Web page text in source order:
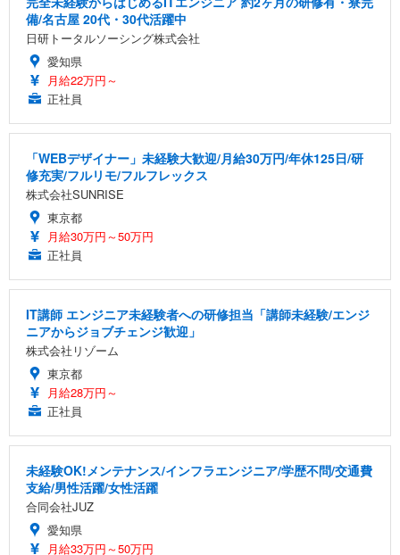
備/名古屋 20代・30代活躍中
日研トータルソーシング株式会社
愛知県
月給22万円～
正社員
「WEBデザイナー」未経験大歓迎/月給30万円/年休125日/研
修充実/フルリモ/フルフレックス
株式会社SUNRISE
東京都
月給30万円～50万円
正社員
IT講師 エンジニア未経験者への研修担当「講師未経験/エンジ
ニアからジョブチェンジ歓迎」
株式会社リゾーム
東京都
月給28万円～
正社員
未経験OK!メンテナンス/インフラエンジニア/学歴不問/交通費
支給/男性活躍/女性活躍
合同会社JUZ
愛知県
月給33万円～50万円